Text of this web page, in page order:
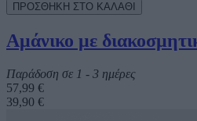
Αμάνικο με
Παράδοση σε 1 - 3 ημέρες
57,99 €
39,90 €